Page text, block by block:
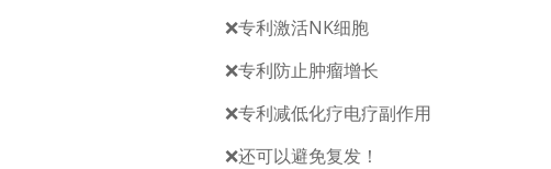
❌专利激活NK细胞
❌专利防止肿瘤增长
❌专利减低化疗电疗副作用
❌还可以避免复发！